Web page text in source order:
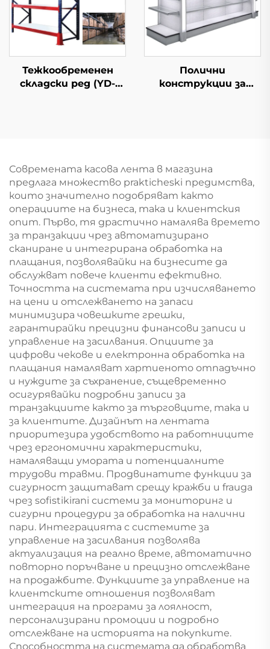
Тежкообременен
складски ред (YD-
Полични
конструкции за
Современата касова лента в магазина
предлага множество prakticheski предимства,
които значително подобряват както
операциите на бизнеса, така и клиентския
опит. Първо, тя драстично намалява времето
за транзакции чрез автоматизирано
сканиране и интегрирана обработка на
плащания, позволявайки на бизнесите да
обслужват повече клиенти ефективно.
Точността на системата при изчисляването
на цени и отслежването на запаси
минимизира човешките грешки,
гарантирайки прецизни финансови записи и
управление на засилвания. Опциите за
цифрови чекове и електронна обработка на
плащания намаляват хартиеното отпадъчно
и нуждите за съхранение, същевременно
осигурявайки подробни записи за
транзакциите както за търговците, така и
за клиентите. Дизайнът на лентата
приоритезира удобството на работниците
чрез ергономични характеристики,
намаляващи умората и потенциалните
трудови травми. Продвинатите функции за
сигурност защитават срещу кражби и frauда
чрез sofistikirani системи за мониторинг и
сигурни процедури за обработка на налични
пари. Интеграцията с системите за
управление на засилвания позволява
актуализация на реално време, автоматично
повторно поръчване и прецизно отслежване
на продажбите. Функциите за управление на
клиентските отношения позволяват
интеграция на програми за лоялност,
персонализирани промоции и подробно
отслежване на историята на покупките.
Способността на системата да обработва